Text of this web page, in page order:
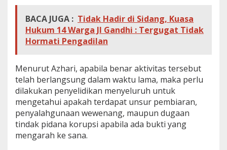
BACA JUGA : Tidak Hadir di Sidang, Kuasa
Hukum 14 Warga Jl Gandhi : Tergugat Tidak
Hormati Pengadilan
Menurut Azhari, apabila benar aktivitas tersebut
telah berlangsung dalam waktu lama, maka perlu
dilakukan penyelidikan menyeluruh untuk
mengetahui apakah terdapat unsur pembiaran,
penyalahgunaan wewenang, maupun dugaan
tindak pidana korupsi apabila ada bukti yang
mengarah ke sana.